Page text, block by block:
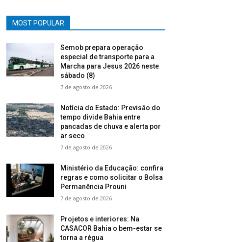
MOST POPULAR
Semob prepara operação
especial de transporte para a
Marcha para Jesus 2026 neste
sábado (8)
7 de agosto de 2026
Notícia do Estado: Previsão do
tempo divide Bahia entre
pancadas de chuva e alerta por
ar seco
7 de agosto de 2026
Ministério da Educação: confira
regras e como solicitar o Bolsa
Permanência Prouni
7 de agosto de 2026
Projetos e interiores: Na
CASACOR Bahia o bem-estar se
torna a régua